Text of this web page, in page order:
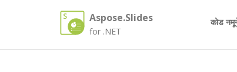
Aspose.Slides
for .NET
कोड